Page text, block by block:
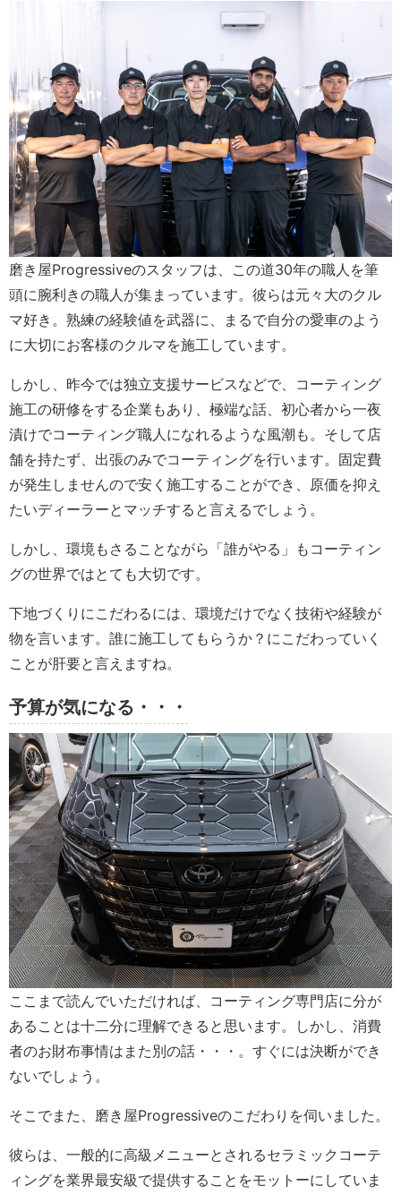
磨き屋Progressiveのスタッフは、この道30年の職人を筆
頭に腕利きの職人が集まっています。彼らは元々大のクル
マ好き。熟練の経験値を武器に、まるで自分の愛車のよう
に大切にお客様のクルマを施工しています。
しかし、昨今では独立支援サービスなどで、コーティング
施工の研修をする企業もあり、極端な話、初心者から一夜
漬けでコーティング職人になれるような風潮も。そして店
舗を持たず、出張のみでコーティングを行います。固定費
が発生しませんので安く施工することができ、原価を抑え
たいディーラーとマッチすると言えるでしょう。
しかし、環境もさることながら「誰がやる」もコーティン
グの世界ではとても大切です。
下地づくりにこだわるには、環境だけでなく技術や経験が
物を言います。誰に施工してもらうか？にこだわっていく
ことが肝要と言えますね。
予算が気になる・・・
ここまで読んでいただければ、コーティング専門店に分が
あることは十二分に理解できると思います。しかし、消費
者のお財布事情はまた別の話・・・。すぐには決断ができ
ないでしょう。
そこでまた、磨き屋Progressiveのこだわりを伺いました。
彼らは、一般的に高級メニューとされるセラミックコーテ
ィングを業界最安級で提供することをモットーにしていま